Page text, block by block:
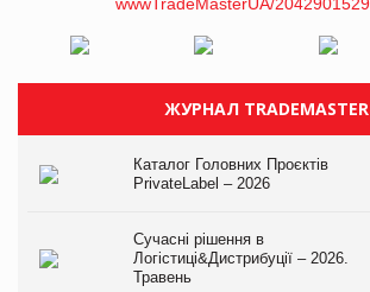
ЖУРНАЛ TRADEMASTER
Каталог Головних Проєктів
PrivateLabel – 2026
Сучасні рішення в
Логістиці&Дистрибуції – 2026.
Травень